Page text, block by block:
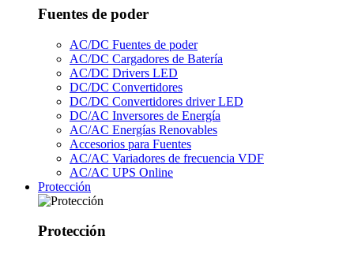
Fuentes de poder
AC/DC Fuentes de poder
AC/DC Cargadores de Batería
AC/DC Drivers LED
DC/DC Convertidores
DC/DC Convertidores driver LED
DC/AC Inversores de Energía
AC/AC Energías Renovables
Accesorios para Fuentes
AC/AC Variadores de frecuencia VDF
AC/AC UPS Online
Protección
Protección